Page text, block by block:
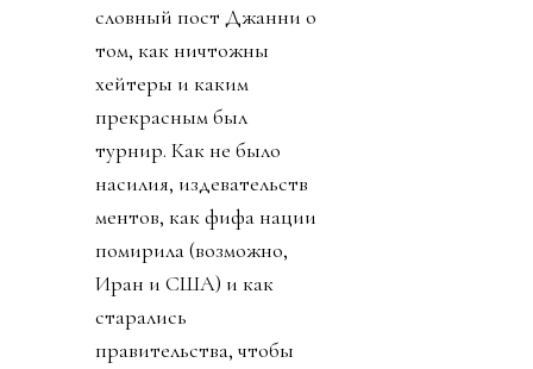
словный пост Джанни о
том, как ничтожны
хейтеры и каким
прекрасным был
турнир. Как не было
насилия, издевательств
ментов, как фифа нации
помирила (возможно,
Иран и США) и как
старались
правительства, чтобы